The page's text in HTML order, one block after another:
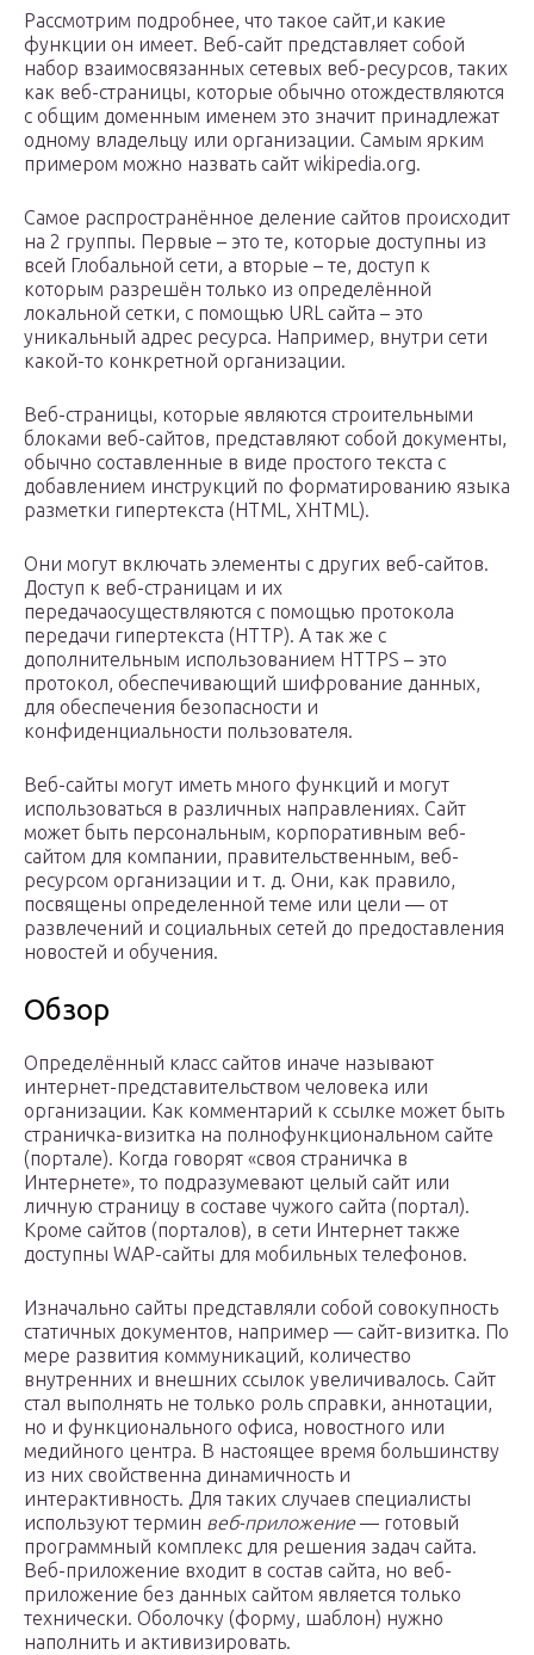
Рассмотрим подробнее, что такое сайт,и какие
функции он имеет. Веб-сайт представляет собой
набор взаимосвязанных сетевых веб-ресурсов, таких
как веб-страницы, которые обычно отождествляются
с общим доменным именем это значит принадлежат
одному владельцу или организации. Самым ярким
примером можно назвать сайт wikipedia.org.
Самое распространённое деление сайтов происходит
на 2 группы. Первые – это те, которые доступны из
всей Глобальной сети, а вторые – те, доступ к
которым разрешён только из определённой
локальной сетки, с помощью URL сайта – это
уникальный адрес ресурса. Например, внутри сети
какой-то конкретной организации.
Веб-страницы, которые являются строительными
блоками веб-сайтов, представляют собой документы,
обычно составленные в виде простого текста с
добавлением инструкций по форматированию языка
разметки гипертекста (HTML, XHTML).
Они могут включать элементы с других веб-сайтов.
Доступ к веб-страницам и их
передачаосуществляются с помощью протокола
передачи гипертекста (HTTP). А так же с
дополнительным использованием HTTPS – это
протокол, обеспечивающий шифрование данных,
для обеспечения безопасности и
конфиденциальности пользователя.
Веб-сайты могут иметь много функций и могут
использоваться в различных направлениях. Сайт
может быть персональным, корпоративным веб-
сайтом для компании, правительственным, веб-
ресурсом организации и т. д. Они, как правило,
посвящены определенной теме или цели — от
развлечений и социальных сетей до предоставления
новостей и обучения.
Обзор
Определённый класс сайтов иначе называют
интернет-представительством человека или
организации. Как комментарий к ссылке может быть
страничка-визитка на полнофункциональном сайте
(портале). Когда говорят «своя страничка в
Интернете», то подразумевают целый сайт или
личную страницу в составе чужого сайта (портал).
Кроме сайтов (порталов), в сети Интернет также
доступны WAP-сайты для мобильных телефонов.
Изначально сайты представляли собой совокупность
статичных документов, например — сайт-визитка. По
мере развития коммуникаций, количество
внутренних и внешних ссылок увеличивалось. Сайт
стал выполнять не только роль справки, аннотации,
но и функционального офиса, новостного или
медийного центра. В настоящее время большинству
из них свойственна динамичность и
интерактивность. Для таких случаев специалисты
используют термин веб-приложение— готовый
программный комплекс для решения задач сайта.
Веб-приложение входит в состав сайта, но веб-
приложение без данных сайтом является только
технически. Оболочку (форму, шаблон) нужно
наполнить и активизировать.